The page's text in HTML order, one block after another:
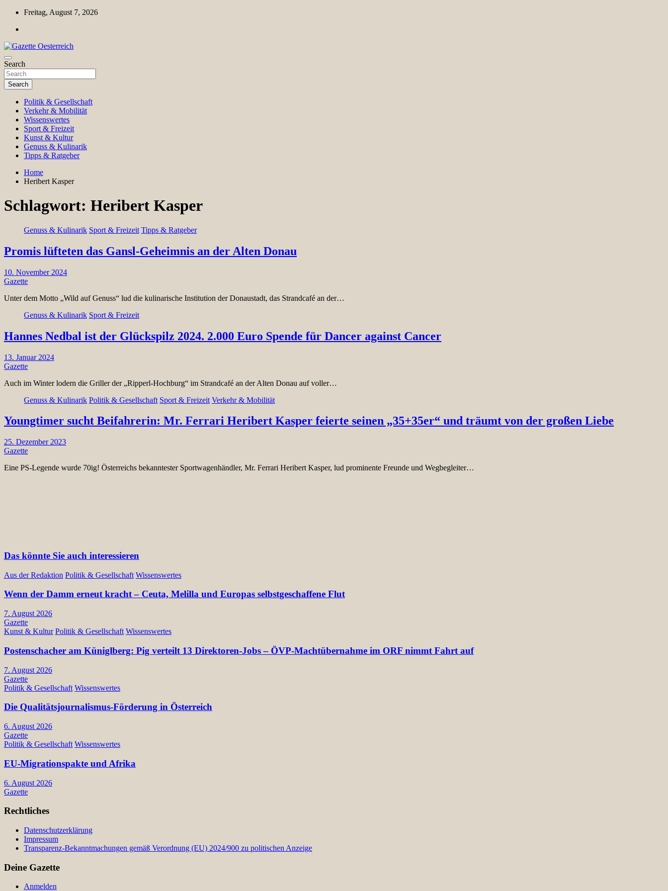
Skip
content
Freitag, August 7, 2026
Gazette Oesterreich
Magazin für Freizeit, Politik, Kultur & Wissenschaft
Search
Search
Politik & Gesellschaft
Verkehr & Mobilität
Wissenswertes
Sport & Freizeit
Kunst & Kultur
Genuss & Kulinarik
Tipps & Ratgeber
Home
Heribert Kasper
Schlagwort: Heribert Kasper
Genuss & Kulinarik Sport & Freizeit Tipps & Ratgeber
Promis lüfteten das Gansl-Geheimnis an der Alten Donau
10. November 2024
Gazette
Unter dem Motto „Wild auf Genuss“ lud die kulinarische Institution der Donaustadt, das Strandcafé an der…
Genuss & Kulinarik Sport & Freizeit
Hannes Nedbal ist der Glückspilz 2024. 2.000 Euro Spende für Dancer against Cancer
13. Januar 2024
Gazette
Auch im Winter lodern die Griller der „Ripperl-Hochburg“ im Strandcafé an der Alten Donau auf voller…
Genuss & Kulinarik Politik & Gesellschaft Sport & Freizeit Verkehr & Mobilität
Youngtimer sucht Beifahrerin: Mr. Ferrari Heribert Kasper feierte seinen „35+35er“ und träumt von der großen Liebe
25. Dezember 2023
Gazette
Eine PS-Legende wurde 70ig! Österreichs bekanntester Sportwagenhändler, Mr. Ferrari Heribert Kasper, lud prominente Freunde und Wegbegleiter…
Das könnte Sie auch interessieren
Aus der Redaktion Politik & Gesellschaft Wissenswertes
Wenn der Damm erneut kracht – Ceuta, Melilla und Europas selbstgeschaffene Flut
7. August 2026
Gazette
Kunst & Kultur Politik & Gesellschaft Wissenswertes
Postenschacher am Küniglberg: Pig verteilt 13 Direktoren-Jobs – ÖVP-Machtübernahme im ORF nimmt Fahrt auf
7. August 2026
Gazette
Politik & Gesellschaft Wissenswertes
Die Qualitätsjournalismus-Förderung in Österreich
6. August 2026
Gazette
Politik & Gesellschaft Wissenswertes
EU-Migrationspakte und Afrika
6. August 2026
Gazette
Rechtliches
Datenschutzerklärung
Impressum
Transparenz-Bekanntmachungen gemäß Verordnung (EU) 2024/900 zu politischen Anzeige
Deine Gazette
Anmelden